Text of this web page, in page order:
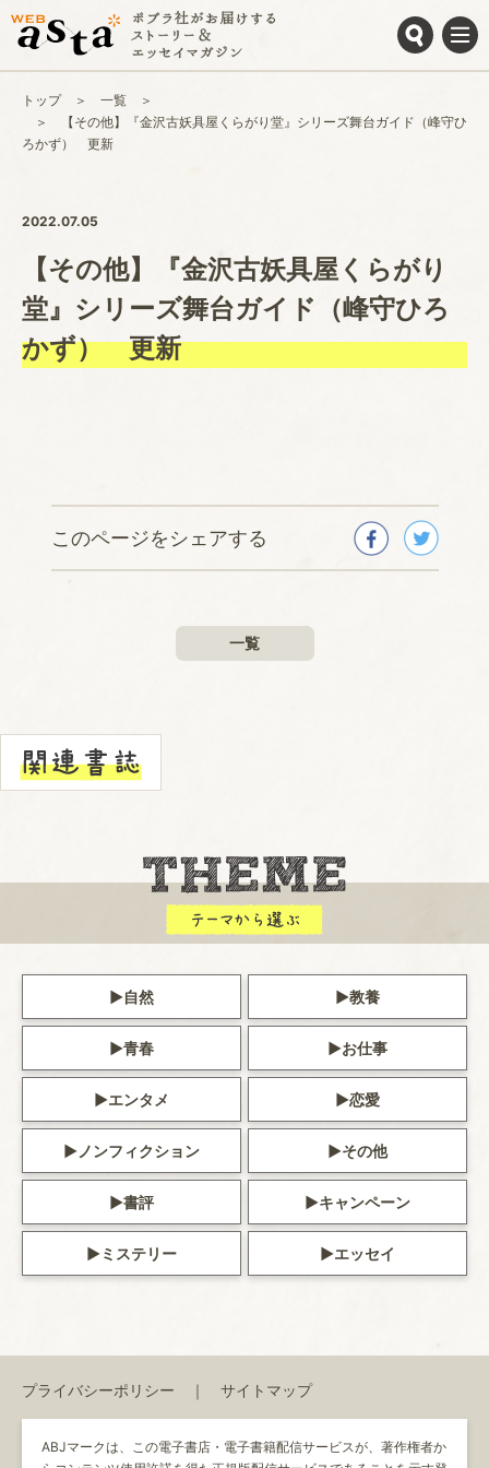
トップ
一覧
【その他】『金沢古妖具屋くらがり堂』シリーズ舞台ガイド（峰守ひ
ろかず） 更新
2022.07.05
【その他】『金沢古妖具屋くらがり
堂』シリーズ舞台ガイド（峰守ひろ
かず） 更新
このページをシェアする
一覧
自然 教養
青春 お仕事
エンタメ 恋愛
ノンフィクション その他
書評 キャンペーン
ミステリー エッセイ
プライバシーポリシー サイトマップ
ABJマークは、この電子書店・電子書籍配信サービスが、著作権者か